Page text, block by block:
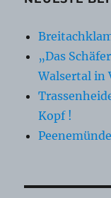
„Das
Walsertal in
Kopf !